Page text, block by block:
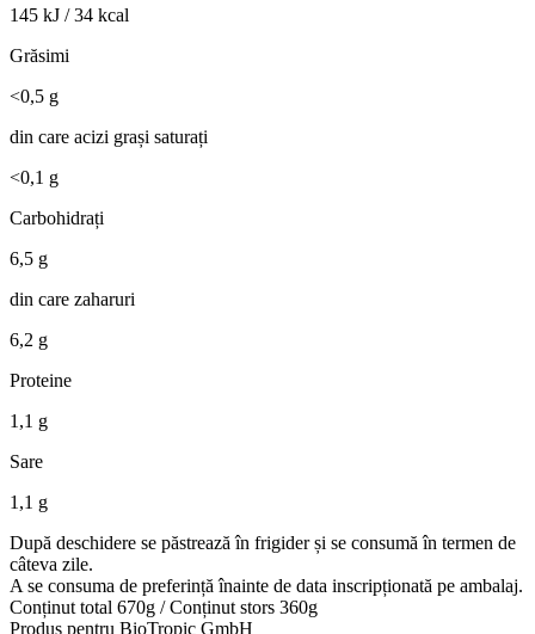
145 kJ / 34 kcal
Grăsimi
<0,5 g
din care acizi grași saturați
<0,1 g
Carbohidrați
6,5 g
din care zaharuri
6,2 g
Proteine
1,1 g
Sare
1,1 g
După deschidere se păstrează în frigider și se consumă în termen de
câteva zile.
A se consuma de preferință înainte de data inscripționată pe ambalaj.
Conținut total 670g / Conținut stors 360g
Produs pentru BioTropic GmbH